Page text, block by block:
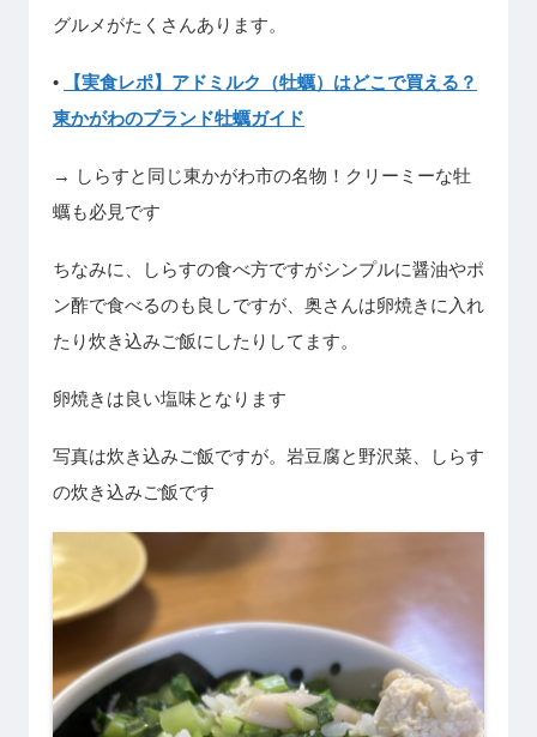
グルメがたくさんあります。
•
【実食レポ】アドミルク（牡蠣）はどこで買える？
東かがわのブランド牡蠣ガイド
→ しらすと同じ東かがわ市の名物！クリーミーな牡
蠣も必見です
ちなみに、しらすの食べ方ですがシンプルに醤油やポ
ン酢で食べるのも良しですが、奥さんは卵焼きに入れ
たり炊き込みご飯にしたりしてます。
卵焼きは良い塩味となります
写真は炊き込みご飯ですが。岩豆腐と野沢菜、しらす
の炊き込みご飯です